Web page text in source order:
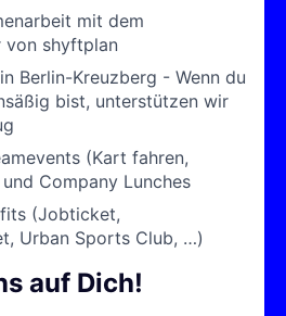
mit dem
von shyftplan
Berlin-Kreuzberg - Wenn du
bist, unterstützen wir
(Kart fahren,
Company Lunches
(Jobticket,
Urban Sports Club, …)
auf Dich!